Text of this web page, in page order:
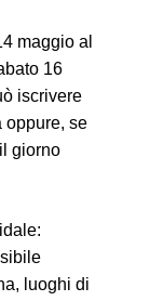
maggio al
16
iscrivere
oppure, se
giorno
luoghi di